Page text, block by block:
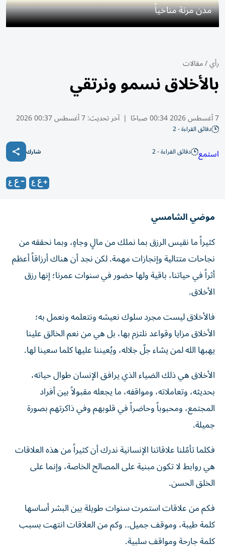
مدن مرنة مناخياً
رأي/مقالات
بالأخلاق نسمو ونرتقي
7 أغسطس 2026 00:34 صباحًا | آخر تحديث:7 أغسطس 00:37 2026
دقائق القراءة - 2
استمع دقائق القراءة - 2 شارك
موضي الشامسي
كثيراً ما نقيس الرزق بما نملك من مالٍ وجاهٍ، وبما نحققه من
نجاحات متتالية وإنجازات مهمة. لكن نجد أن هناك أرزاقاً أعظم
أثراً في حياتنا، باقية ولها حضور في سنوات عمرنا؛ إنها رزق
الأخلاق.
فالأخلاق ليست مجرد سلوك نعيشه ونتعلمه ونعمل به؛
الأخلاق مزايا وقواعد نلتزم بها، بل هي من نعم الخالق علينا
يهبها الله لمن يشاء جلّ جلاله، ويُعيننا عليها كلما سعينا لها.
الأخلاق هي ذلك الضياء الذي يرافق الإنسان طوال حياته،
بحديثه، وتعاملاته، ومواقفه، ما يجعله مقبولاً بين أفراد
المجتمع، ومحبوباً وحاضراً في قلوبهم وفي ذاكرتهم بصورة
جميلة.
فكلما تأمّلنا علاقاتنا الإنسانية ندرك أن كثيراً من هذه العلاقات
هي روابط لا تكون مبنية على المصالح الخاصة، وإنما على
الخلق الحسن.
فكم من علاقات استمرت سنوات طويلة بين البشر أساسها
كلمة طيبة، وموقف جميل.. وكم من العلاقات انتهت بسبب
كلمة جارحة ومواقف سلبية.